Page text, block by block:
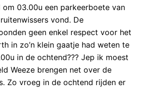
03.00u een parkeerboete van
vond. De
geen enkel respect voor het
in zo’n klein gaatje had weten te
in de ochtend??? Jep ik moest
Weeze brengen net over de
Zo vroeg in de ochtend rijden er